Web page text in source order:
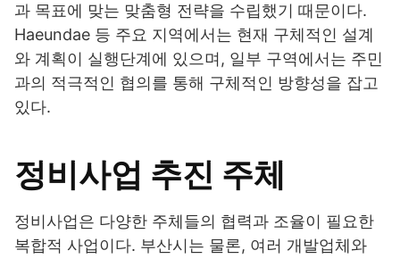
과 목표에 맞는 맞춤형 전략을 수립했기 때문이다.
Haeundae 등 주요 지역에서는 현재 구체적인 설계
와 계획이 실행단계에 있으며, 일부 구역에서는 주민
과의 적극적인 협의를 통해 구체적인 방향성을 잡고
있다.
정비사업 추진 주체
정비사업은 다양한 주체들의 협력과 조율이 필요한
복합적 사업이다. 부산시는 물론, 여러 개발업체와